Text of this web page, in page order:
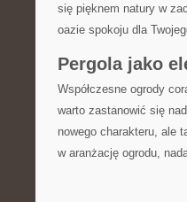
się pięknem natury w
oazie spokoju dla
Pergola jako
Współczesne ogrody
warto zastanowić się
nowego charakteru, ale
​w aranżację ogrodu,